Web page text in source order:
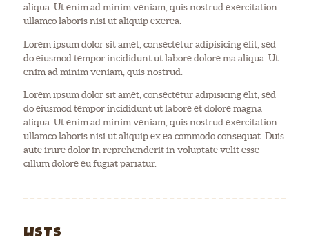
aliqua. Ut enim ad minim veniam, quis nostrud exercitation
ullamco laboris nisi ut aliquip exerea.
Lorem ipsum dolor sit amet, consectetur adipisicing elit, sed
do eiusmod tempor incididunt ut labore dolore ma aliqua. Ut
enim ad minim veniam, quis nostrud.
Lorem ipsum dolor sit amet, consectetur adipisicing elit, sed
do eiusmod tempor incididunt ut labore et dolore magna
aliqua. Ut enim ad minim veniam, quis nostrud exercitation
ullamco laboris nisi ut aliquip ex ea commodo consequat. Duis
aute irure dolor in reprehenderit in voluptate velit esse
cillum dolore eu fugiat pariatur.
LISTS